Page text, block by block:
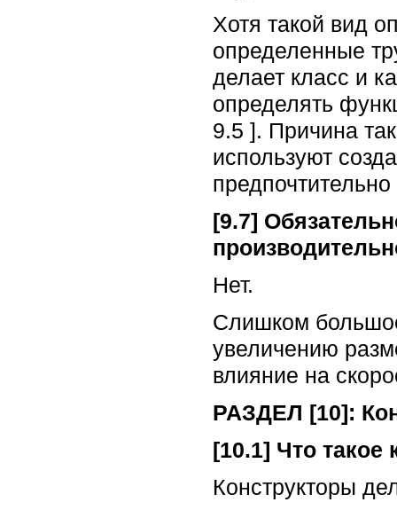
Хотя такой вид
определенные
делает класс и
определять
9.5 ]. Причина
используют
[9.7]
Нет.
Слишком
увеличению
влияние на
РАЗДЕЛ [10]:
[10.1] Что такое
Конструкторы